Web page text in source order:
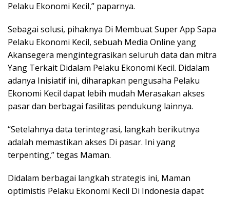
Pelaku Ekonomi Kecil,” paparnya.
Sebagai solusi, pihaknya Di Membuat Super App Sapa
Pelaku Ekonomi Kecil, sebuah Media Online yang
Akansegera mengintegrasikan seluruh data dan mitra
Yang Terkait Didalam Pelaku Ekonomi Kecil. Didalam
adanya Inisiatif ini, diharapkan pengusaha Pelaku
Ekonomi Kecil dapat lebih mudah Merasakan akses
pasar dan berbagai fasilitas pendukung lainnya.
“Setelahnya data terintegrasi, langkah berikutnya
adalah memastikan akses Di pasar. Ini yang
terpenting,” tegas Maman.
Didalam berbagai langkah strategis ini, Maman
optimistis Pelaku Ekonomi Kecil Di Indonesia dapat